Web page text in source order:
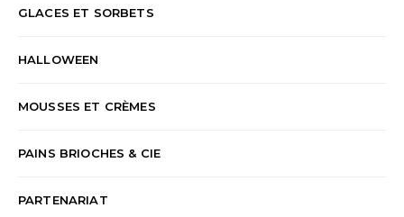
GLACES ET SORBETS
HALLOWEEN
MOUSSES ET CRÈMES
PAINS BRIOCHES & CIE
PARTENARIAT